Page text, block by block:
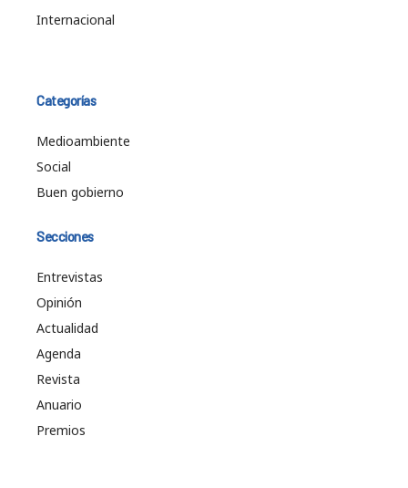
Internacional
Categorías
Medioambiente
Social
Buen gobierno
Secciones
Entrevistas
Opinión
Actualidad
Agenda
Revista
Anuario
Premios